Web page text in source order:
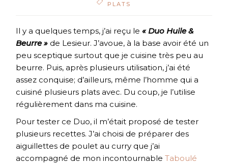
PLATS
Il y a quelques temps, j’ai reçu le« Duo Huile &
Beurre » de Lesieur. J’avoue, à la base avoir été un
peu sceptique surtout que je cuisine très peu au
beurre. Puis, après plusieurs utilisation, j’ai été
assez conquise; d’ailleurs, même l’homme qui a
cuisiné plusieurs plats avec. Du coup, je l’utilise
régulièrement dans ma cuisine.
Pour tester ce Duo, il m’était proposé de tester
plusieurs recettes. J’ai choisi de préparer des
aiguillettes de poulet au curry que j’ai
accompagné de mon incontournableTaboulé